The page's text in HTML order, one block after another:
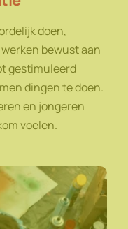
doen,
bewust aan
gestimuleerd
dingen te doen.
en jongeren
voelen.